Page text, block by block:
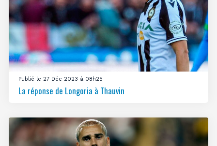
Publié le 27 Déc 2023 à 08h25
La réponse de Longoria à Thauvin